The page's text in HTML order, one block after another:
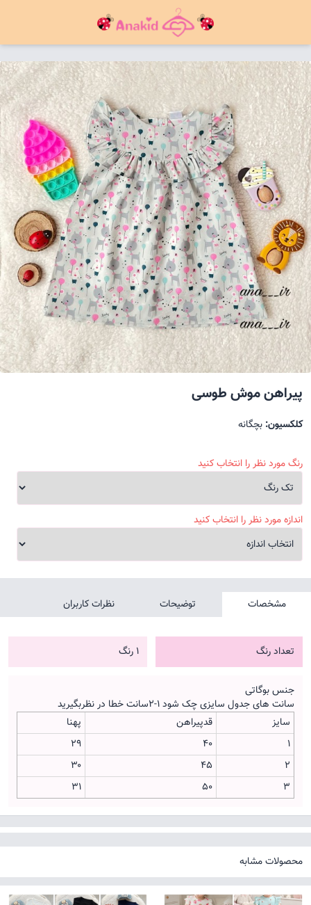
پیراهن موش طوسی
کلکسیون: بچگانه
رنگ مورد نظر را انتخاب کنید
اندازه مورد نظر را انتخاب کنید
مشخصات توضیحات نظرات کاربران
تعداد رنگ 1 رنگ
جنس بوگاتی
سانت های جدول سایزی چک شود ۱-۲سانت خطا در نظربگیرید
سایز
قدپیراهن
پهنا
۱
۴۰
۲۹
۲
۴۵
۳۰
۳
۵۰ ۳۱
محصولات مشابه